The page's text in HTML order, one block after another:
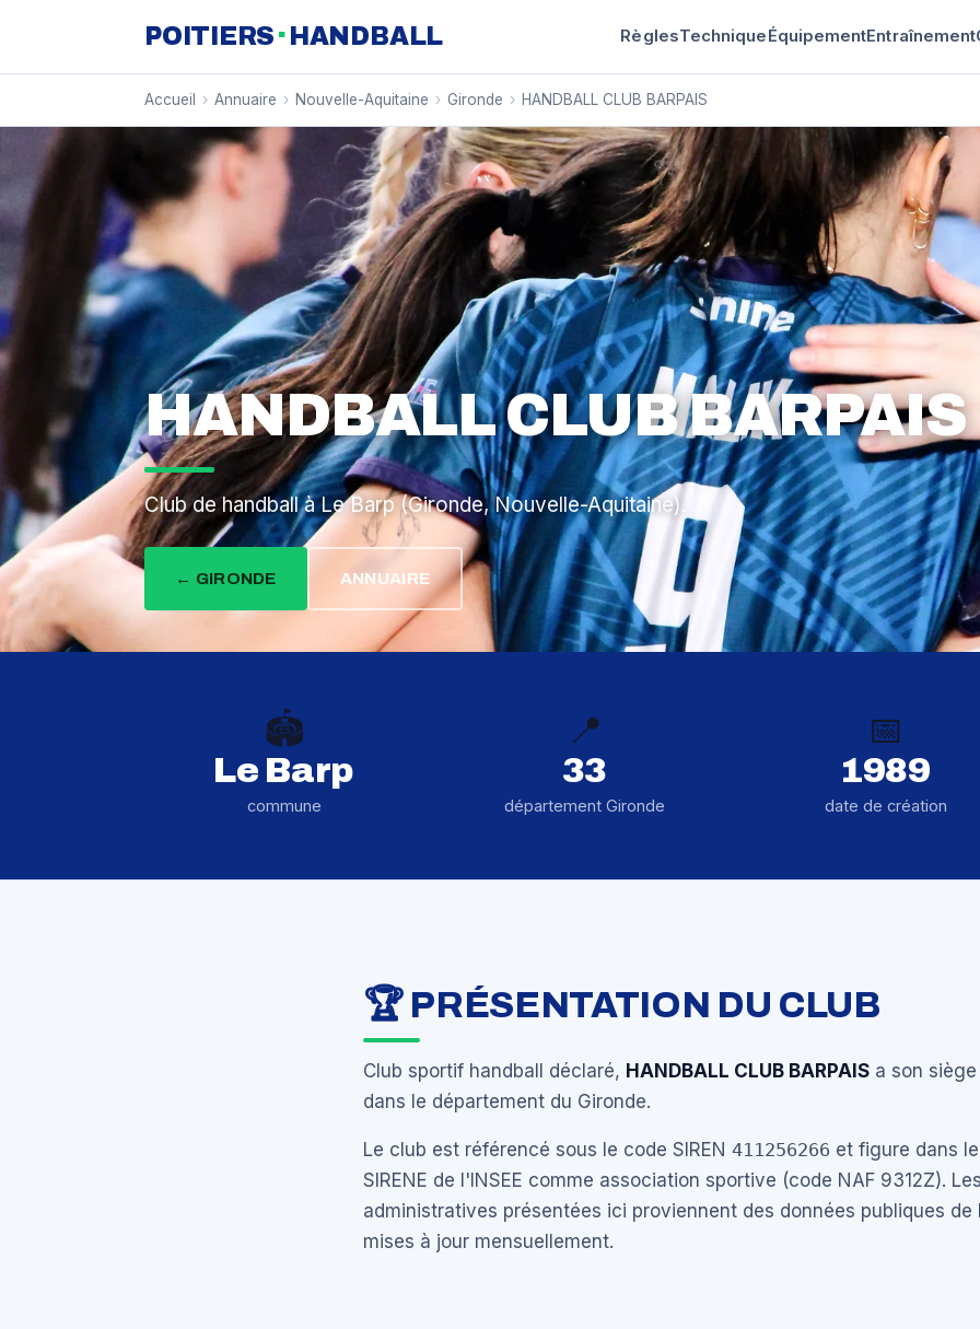
POITIERS · HANDBALL RèglesTechniqueÉquipementEntraînement
Accueil › Annuaire › Nouvelle-Aquitaine › Gironde › HANDBALL CLUB BARPAIS
HANDBALL CLUB BARPAIS
Club de handball à Le Barp (Gironde, Nouvelle-Aquitaine).
← GIRONDE ANNUAIRE
🏟️
Le Barp
commune
📍
33
département Gironde
📅
1989
date de création
🏆 PRÉSENTATION DU CLUB
Club sportif handball déclaré, HANDBALL CLUB BARPAIS a son
dans le département du Gironde.
Le club est référencé sous le code SIREN 411256266 et figure dans
SIRENE de l'INSEE comme association sportive (code NAF 9312Z).
administratives présentées ici proviennent des données publiques de
mises à jour mensuellement.